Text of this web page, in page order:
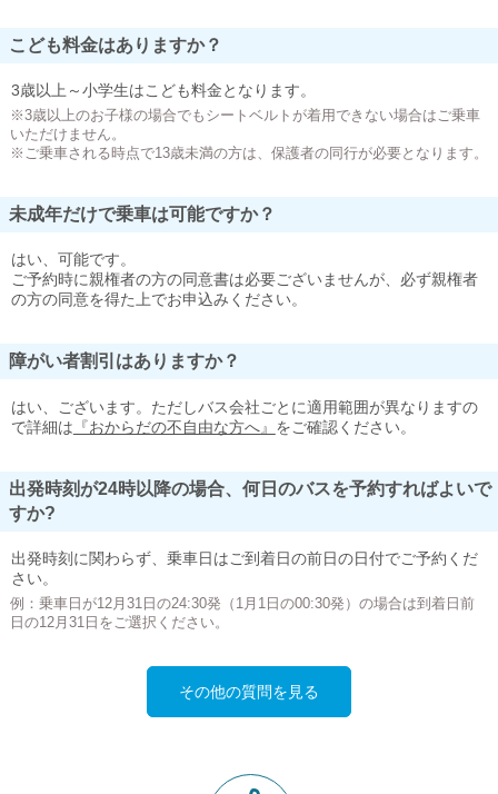
こども料金はありますか？
3歳以上～小学生はこども料金となります。
※3歳以上のお子様の場合でもシートベルトが着用できない場合はご乗車
いただけません。
※ご乗車される時点で13歳未満の方は、保護者の同行が必要となります。
未成年だけで乗車は可能ですか？
はい、可能です。
ご予約時に親権者の方の同意書は必要ございませんが、必ず親権者
の方の同意を得た上でお申込みください。
障がい者割引はありますか？
はい、ございます。ただしバス会社ごとに適用範囲が異なりますの
で詳細は 『おからだの不自由な方へ』 をご確認ください。
出発時刻が24時以降の場合、何日のバスを予約すればよいで
すか?
出発時刻に関わらず、乗車日はご到着日の前日の日付でご予約くだ
さい。
例：乗車日が12月31日の24:30発（1月1日の00:30発）の場合は到着日前
日の12月31日をご選択ください。
その他の質問を見る